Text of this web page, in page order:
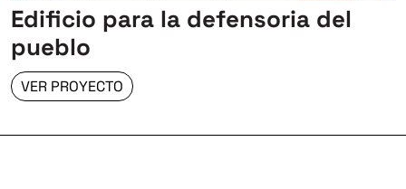
Edificio para la defensoria del
pueblo
VER PROYECTO